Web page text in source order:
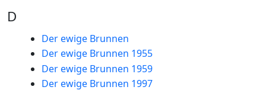
D
Der ewige Brunnen
Der ewige Brunnen 1955
Der ewige Brunnen 1959
Der ewige Brunnen 1997